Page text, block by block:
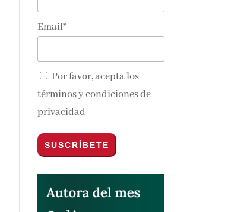
Email*
Por favor, acepta los
términos y condiciones de
privacidad